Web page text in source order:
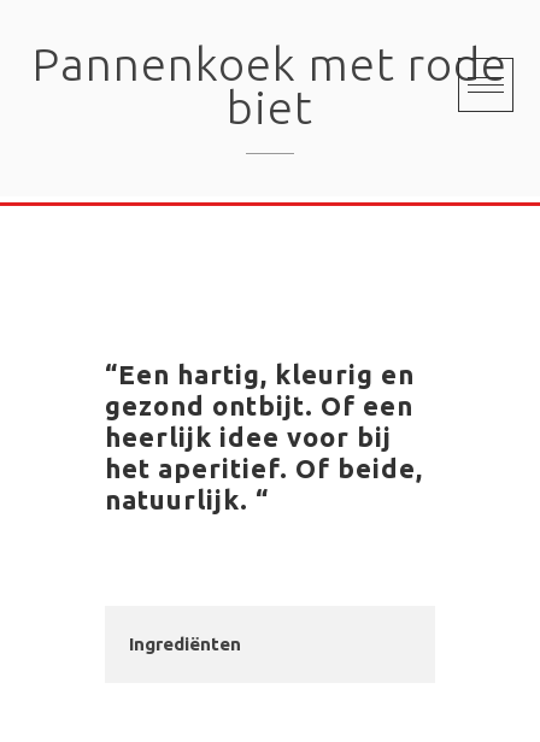
contentPannenkoek met rode
biet
“Een hartig, kleurig en
gezond ontbijt. Of een
heerlijk idee voor bij
het aperitief. Of beide,
natuurlijk. “
Ingrediënten